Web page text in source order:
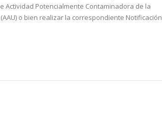
Actividad Potencialmente Contaminadora de la
o bien realizar la correspondiente Notificación